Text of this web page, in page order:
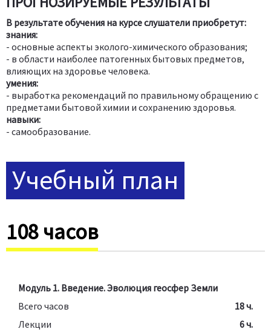
В результате обучения на курсе слушатели приобретут:
знания:
- основные аспекты эколого-химического образования;
- в области наиболее патогенных бытовых предметов,
влияющих на здоровье человека.
умения:
- выработка рекомендаций по правильному обращению с
предметами бытовой химии и сохранению здоровья.
навыки:
- самообразование.
Учебный план
108 часов
Модуль 1. Введение. Эволюция геосфер Земли
Всего часов
18 ч.
Лекции
6 ч.